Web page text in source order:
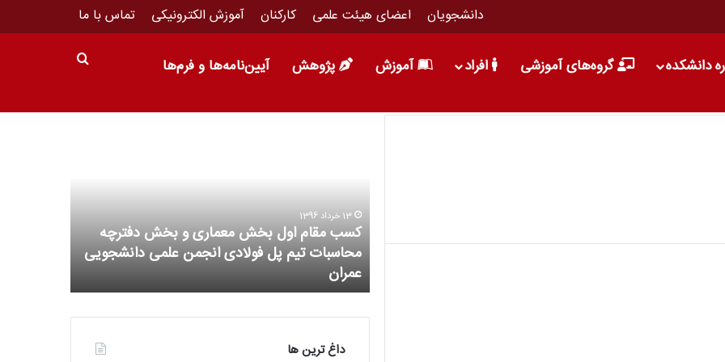
دانشجویان اعضای هیئت علمی کارکنان آموزش الکترونیکی تماس با ما
دانشکده گروه‌های آموزشی افراد آموزش پژوهش آیین‌نامه‌ها و فرم‌ها
16 خرداد 1396
نخستین پارک علم و فناوری های نرم و هویت ساز
راه اندازی می شود
داغ ترین ها